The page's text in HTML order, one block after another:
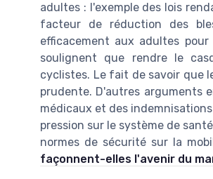
adultes : l'exemple des lois
facteur de réduction des
efficacement aux adultes
soulignent que rendre le
cyclistes. Le fait de savoir que
prudente. D'autres arguments
médicaux et des
pression sur le système de
normes de sécurité sur la
façonnent-elles l'avenir du